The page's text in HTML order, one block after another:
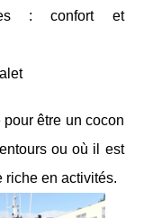
: confort et
être un cocon
ou où il est
riche en activités.